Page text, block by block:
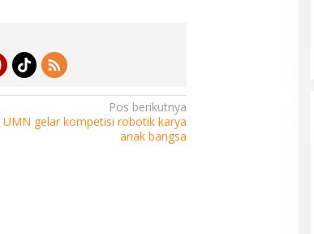
Pos berikutnya
UMN gelar kompetisi robotik karya
anak bangsa